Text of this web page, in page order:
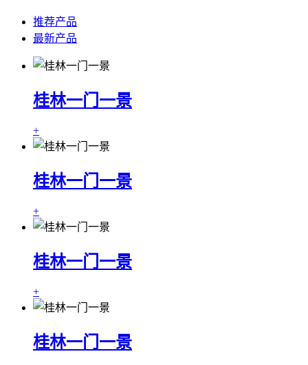
推荐产品
最新产品
桂林一门一景
+
桂林一门一景
+
桂林一门一景
+
桂林一门一景